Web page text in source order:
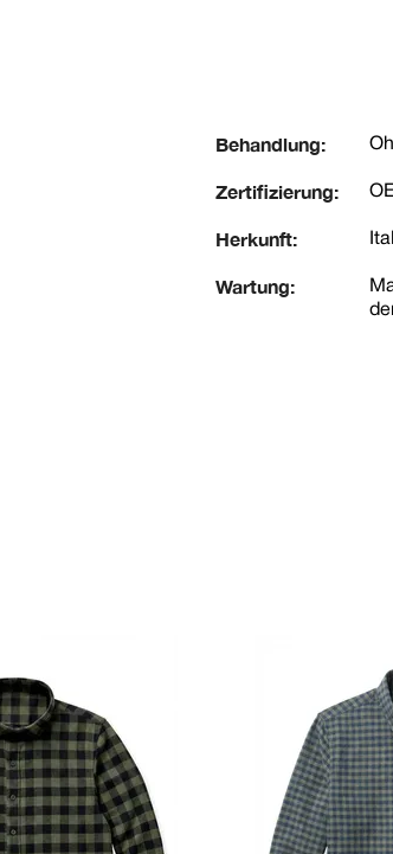
Behandlung:
Zertifizierung:
Herkunft:
Wartung: